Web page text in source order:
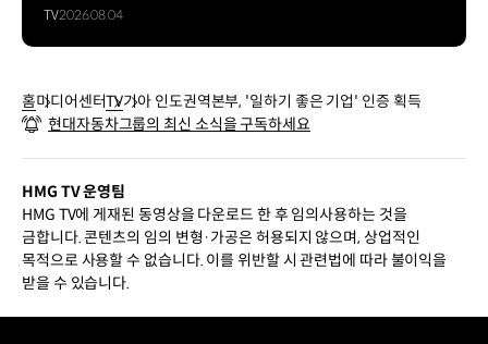
TV2026.08.04
홈미디어센터TV기아 인도권역본부, '일하기 좋은 기업' 인증 획득
현대자동차그룹의 최신 소식을 구독하세요
HMG TV 운영팀
HMG TV에 게재된 동영상을 다운로드 한 후 임의사용하는 것을
금합니다. 콘텐츠의 임의 변형·가공은 허용되지 않으며, 상업적인
목적으로 사용할 수 없습니다. 이를 위반할 시 관련법에 따라 불이익을
받을 수 있습니다.